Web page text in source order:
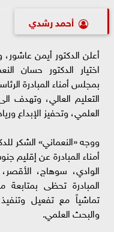
أحمد رشدي
أعلن الدكتور أيمن عاشور،
اختيار الدكتور حسان
بمجلس أمناء المبادرة
التعليم العالي، وتهدف
العلمي، وتحفيز الإبداع
ووجه «النعماني» الشكر
أمناء المبادرة عن
الوادي، سوهاج،
المبادرة تحظى بمتابعة
تماشياً مع تفعيل وتنفيذ
والبحث العلمي.